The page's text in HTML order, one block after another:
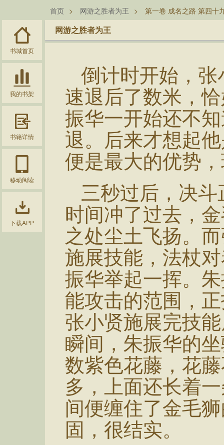
首页 > 网游之胜者为王 > 第一卷 成名之路 第四十
书城首页
我的书架
书籍详情
移动阅读
下载APP
网游之胜者为王
倒计时开始，
速退后了数米，
振华一开始还不
退。后来才想起
便是最大的优势
三秒过后，决
时间冲了过去，
之处尘土飞扬。
施展技能，法杖
振华举起一挥。
能攻击的范围，
张小贤施展完技
瞬间，朱振华的
数紫色花藤，花
多，上面还长着
间便缠住了金毛
固，很结实。